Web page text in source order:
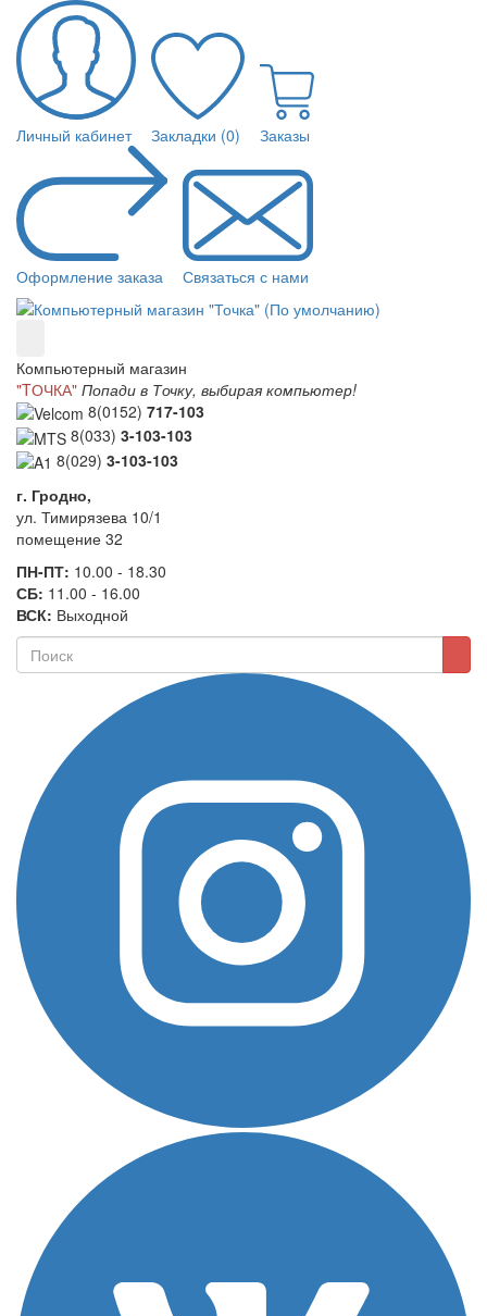
Личный кабинет Закладки (0) Заказы
Оформление заказа Связаться с нами
Компьютерный магазин
"TОЧКА" Попади в Точку, выбирая компьютер!
8(0152) 717-103
8(033) 3-103-103
8(029) 3-103-103
г. Гродно,
ул. Тимирязева 10/1
помещение 32
ПН-ПТ: 10.00 - 18.30
СБ: 11.00 - 16.00
ВСК: Выходной